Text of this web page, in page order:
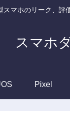
スマホのリーク、評
スマホ
Pixel